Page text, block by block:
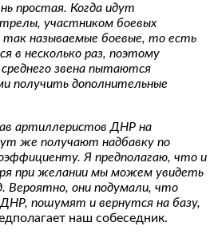
простая. Когда идут
участником боевых
так называемые боевые, то есть
в несколько раз, поэтому
звена пытаются
получить дополнительные
артиллеристов ДНР на
же получают надбавку по
Я предполагаю, что и
при желании мы можем увидеть
Вероятно, они подумали, что
пошумят и вернутся на базу,
наш собеседник.